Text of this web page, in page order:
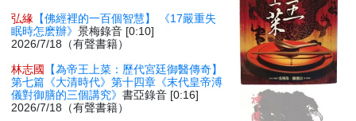
弘緣 【佛經裡的一百個智慧】 《17嚴重失
眠時怎麽辦》景梅錄音 [0:10]
2026/7/18（有聲書籍）
林志國
【為帝王上菜：歷代宮廷御醫傳奇】
第七篇《大清時代》第十四章《末代皇帝溥
儀對御膳的三個講究》書亞錄音 [0:16]
2026/7/18（有聲書籍）